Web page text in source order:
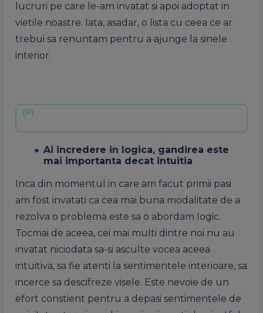
lucruri pe care le-am invatat si apoi adoptat in
vietile noastre. Iata, asadar, o lista cu ceea ce ar
trebui sa renuntam pentru a ajunge la sinele
interior.
Ai incredere in logica, gandirea este
mai importanta decat intuitia
Inca din momentul in care am facut primii pasi
am fost invatati ca cea mai buna modalitate de a
rezolva o problema este sa o abordam logic.
Tocmai de aceea, cei mai multi dintre noi nu au
invatat niciodata sa-si asculte vocea aceea
intuitiva, sa fie atenti la sentimentele interioare, sa
incerce sa descifreze visele. Este nevoie de un
efort constient pentru a depasi sentimentele de